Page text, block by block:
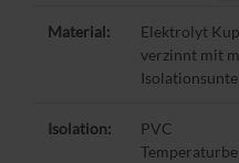
Material:
Elektrolyt
verzinnt mit
Isolation:
PVC